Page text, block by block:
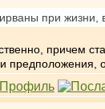
при жизни,
причем